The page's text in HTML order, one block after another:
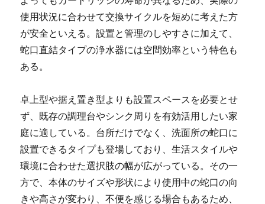
使用状況に合わせて交換サイクルを短めに考えた方
が安全といえる。設置と管理のしやすさに加えて、
蛇口直結タイプの浄水器には空間効率という特色も
ある。
卓上型や据え置き型よりも設置スペースを必要とせ
ず、既存の調理台やシンク周りを有効活用したい家
庭に適している。台所だけでなく、洗面所の蛇口に
設置できるタイプも登場しており、生活スタイルや
環境に合わせた選択肢の幅が広がっている。その一
方で、本体のサイズや形状により使用中の蛇口の向
きや高さが変わり、不便を感じる場合もあるため、